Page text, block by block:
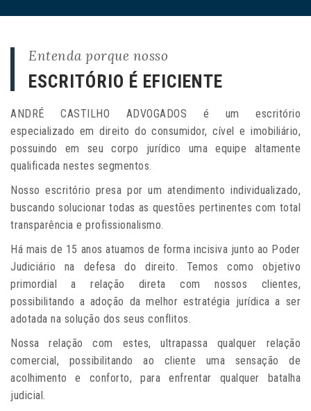
Entenda porque nosso
ESCRITÓRIO É EFICIENTE
ANDRÉ CASTILHO ADVOGADOS é um escritório
especializado em direito do consumidor, cível e imobiliário,
possuindo em seu corpo jurídico uma equipe altamente
qualificada nestes segmentos.
Nosso escritório presa por um atendimento individualizado,
buscando solucionar todas as questões pertinentes com total
transparência e profissionalismo.
Há mais de 15 anos atuamos de forma incisiva junto ao Poder
Judiciário na defesa do direito. Temos como objetivo
primordial a relação direta com nossos clientes,
possibilitando a adoção da melhor estratégia jurídica a ser
adotada na solução dos seus conflitos.
Nossa relação com estes, ultrapassa qualquer relação
comercial, possibilitando ao cliente uma sensação de
acolhimento e conforto, para enfrentar qualquer batalha
judicial.